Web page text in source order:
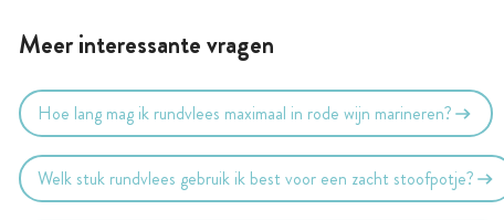
Meer interessante vragen
Hoe lang mag ik rundvlees maximaal in rode wijn marineren?
Welk stuk rundvlees gebruik ik best voor een zacht stoofpotje?